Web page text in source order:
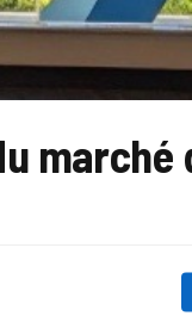
marché